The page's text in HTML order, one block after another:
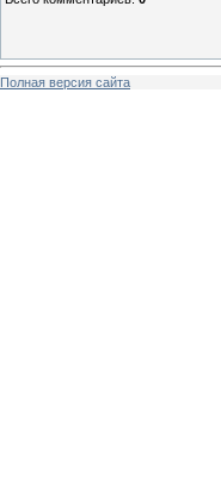
Полная версия сайта